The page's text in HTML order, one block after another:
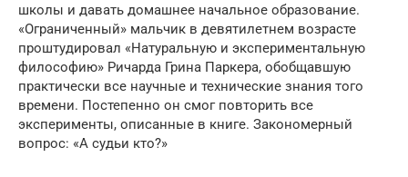
школы и давать домашнее начальное образование.
«Ограниченный» мальчик в девятилетнем возрасте
проштудировал «Натуральную и экспериментальную
философию» Ричарда Грина Паркера, обобщавшую
практически все научные и технические знания того
времени. Постепенно он смог повторить все
эксперименты, описанные в книге. Закономерный
вопрос: «А судьи кто?»